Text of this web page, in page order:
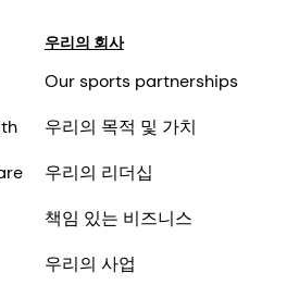
우리의 회사
Our sports partnerships
우리의 목적 및 가치
우리의 리더십
책임 있는 비즈니스
우리의 사업